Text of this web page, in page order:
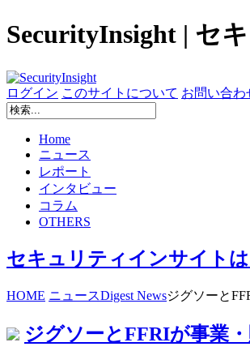
SecurityInsight | セ
ログイン このサイトについて お問い合わ
Home
ニュース
レポート
インタビュー
コラム
OTHERS
セキュリティインサイト
HOME ニュースDigest Newsジグソーと
ジグソーとFFRIが事業